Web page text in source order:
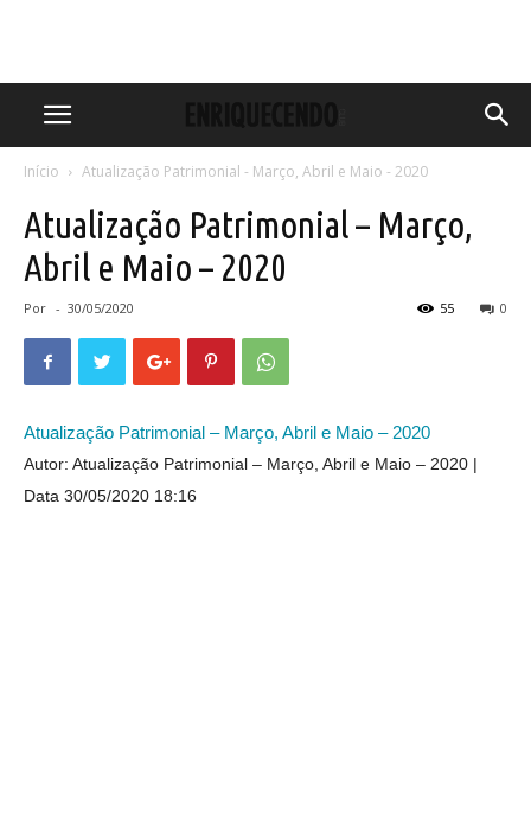
Início Atualização Patrimonial - Março, Abril e Maio - 2020
Atualização Patrimonial – Março,
Abril e Maio – 2020
Por - 30/05/2020 0
55
Atualização Patrimonial – Março, Abril e Maio – 2020
Autor: Atualização Patrimonial – Março, Abril e Maio – 2020
Data 30/05/2020 18:16